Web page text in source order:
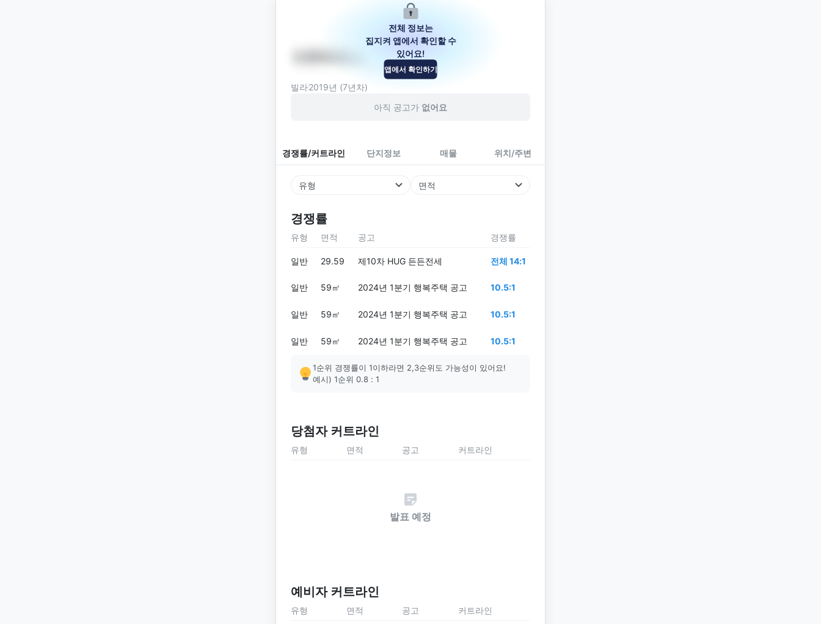
서울특별시 양천구 월정로36길 5-6
빌라2019년 (7년차)
아직 공고가 없어요
경쟁률/커트라인 단지정보 매물 위치/주변
유형 면적
경쟁률
전체 정보는
집지켜 앱에서 확인할 수
있어요!
앱에서 확인하기
유형 면적 공고 경쟁률
일반 29.59 제10차 HUG 든든전세 전체 14:1
일반 59㎡ 2024년 1분기 행복주택 공고 10.5:1
일반 59㎡ 2024년 1분기 행복주택 공고 10.5:1
일반 59㎡ 2024년 1분기 행복주택 공고 10.5:1
1순위 경쟁률이 1이하라면 2,3순위도 가능성이 있어요!
예시) 1순위 0.8 : 1
당첨자 커트라인
유형 면적 공고 커트라인
발표 예정
예비자 커트라인
유형 면적 공고 커트라인